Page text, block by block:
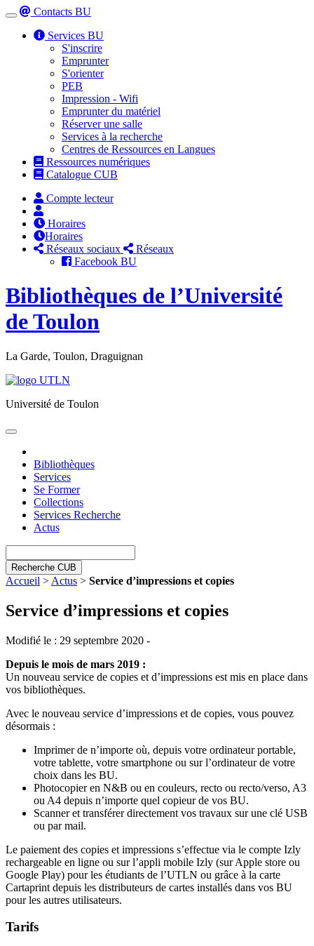
Toggle
navigation
Contacts BU
Services BU
S'inscrire
Emprunter
S'orienter
PEB
Impression - Wifi
Emprunter du matériel
Réserver une salle
Services à la recherche
Centres de Ressources en Langues
Ressources numériques
Catalogue CUB
Compte lecteur
Horaires
Horaires
Réseaux sociaux
Réseaux
Facebook BU
Bibliothèques de l’Université
de Toulon
La Garde, Toulon, Draguignan
Université de Toulon
Toggle
Bibliothèques
Services
Se Former
Collections
Services Recherche
Actus
Recherche CUB
Accueil > Actus > Service d’impressions et copies
Service d’impressions et copies
Modifié le : 29 septembre 2020 -
Depuis le mois de mars 2019 :
Un nouveau service de copies et d’impressions est mis en place dans
vos bibliothèques.
Avec le nouveau service d’impressions et de copies, vous pouvez
désormais :
Imprimer de n’importe où, depuis votre ordinateur portable,
votre tablette, votre smartphone ou sur l’ordinateur de votre
choix dans les BU.
Photocopier en N&B ou en couleurs, recto ou recto/verso, A3
ou A4 depuis n’importe quel copieur de vos BU.
Scanner et transférer directement vos travaux sur une clé USB
ou par mail.
Le paiement des copies et impressions s’effectue via le compte Izly
rechargeable en ligne ou sur l’appli mobile Izly (sur Apple store ou
Google Play) pour les étudiants de l’UTLN ou grâce à la carte
Cartaprint depuis les distributeurs de cartes installés dans vos BU
pour les autres utilisateurs.
Tarifs